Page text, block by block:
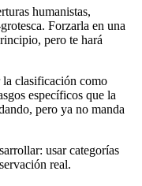
humanistas,
Forzarla en una
pero te hará
la clasificación como
específicos que la
pero ya no manda
usar categorías
real.